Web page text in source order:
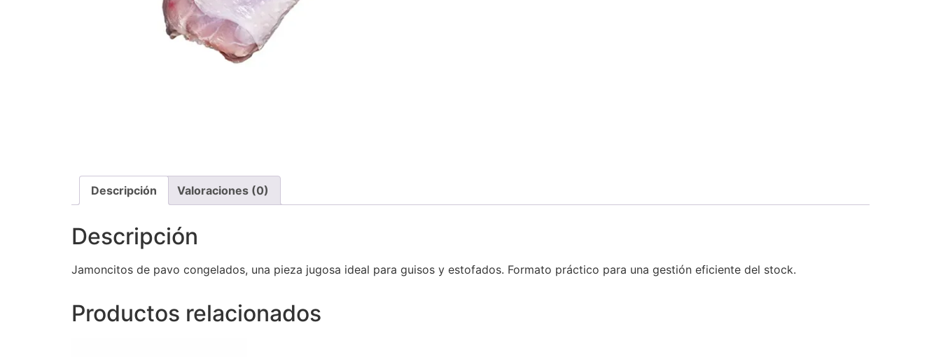
Descripción Valoraciones (0)
Descripción
Jamoncitos de pavo congelados, una pieza jugosa ideal para guisos y estofados. Formato práctico para una gestión eficiente del stock.
Productos relacionados